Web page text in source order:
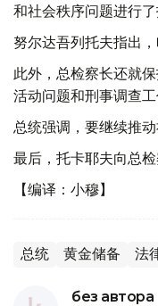
和社会秩序问题进行了
努尔达吾列托夫指出
此外，总检察长还就
活动问题和刑事调查
总统强调，要继续推
最后，托卡耶夫向总
【编译：小穆】
总统 黄金储备 法
без автора